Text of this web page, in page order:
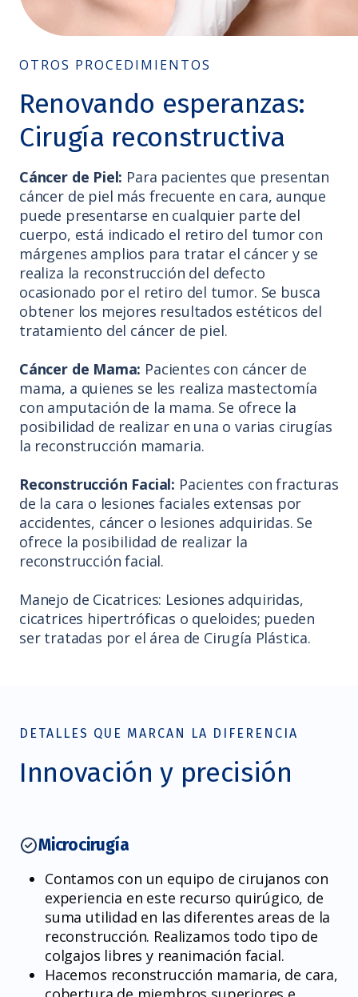
OTROS PROCEDIMIENTOS
Renovando esperanzas:
Cirugía reconstructiva
Cáncer de Piel: Para pacientes que presentan
cáncer de piel más frecuente en cara, aunque
puede presentarse en cualquier parte del
cuerpo, está indicado el retiro del tumor con
márgenes amplios para tratar el cáncer y se
realiza la reconstrucción del defecto
ocasionado por el retiro del tumor. Se busca
obtener los mejores resultados estéticos del
tratamiento del cáncer de piel.
Cáncer de Mama: Pacientes con cáncer de
mama, a quienes se les realiza mastectomía
con amputación de la mama. Se ofrece la
posibilidad de realizar en una o varias cirugías
la reconstrucción mamaria.
Reconstrucción Facial: Pacientes con fracturas
de la cara o lesiones faciales extensas por
accidentes, cáncer o lesiones adquiridas. Se
ofrece la posibilidad de realizar la
reconstrucción facial.
Manejo de Cicatrices: Lesiones adquiridas,
cicatrices hipertróficas o queloides; pueden
ser tratadas por el área de Cirugía Plástica.
DETALLES QUE MARCAN LA DIFERENCIA
Innovación y precisión
Microcirugía
Contamos con un equipo de cirujanos con
experiencia en este recurso quirúgico, de
suma utilidad en las diferentes areas de la
reconstrucción. Realizamos todo tipo de
colgajos libres y reanimación facial.
Hacemos reconstrucción mamaria, de cara,